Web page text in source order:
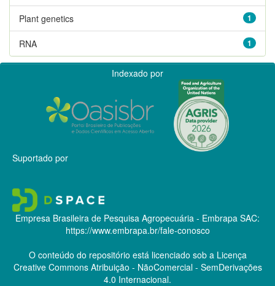
1
Plant genetics
1
RNA
Indexado por
Suportado por
Empresa Brasileira de Pesquisa Agropecuária - Embrapa SAC:
https://www.embrapa.br/fale-conosco
O conteúdo do repositório está licenciado sob a Licença
Creative CommonsAtribuição - NãoComercial - SemDerivações
4.0 Internacional.